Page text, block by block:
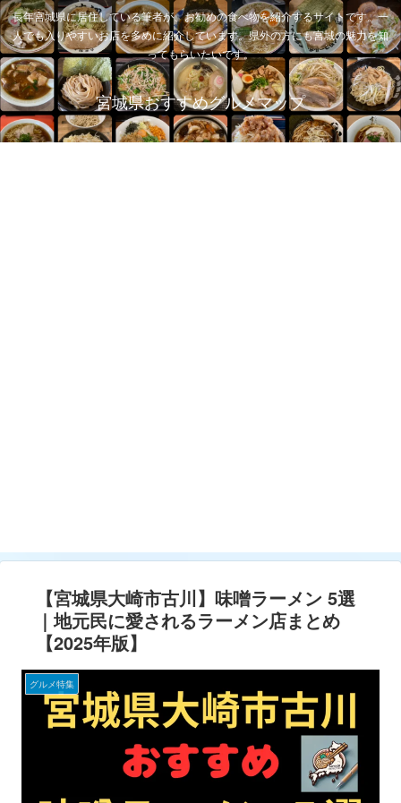
長年宮城県に居住している筆者が、お勧めの食べ物を紹介するサイトです。一
人でも入りやすいお店を多めに紹介しています。県外の方にも宮城の魅力を知
ってもらいたいです。
宮城県おすすめグルメマップ
【宮城県大崎市古川】味噌ラーメン 5選
｜地元民に愛されるラーメン店まとめ
【2025年版】
グルメ特集